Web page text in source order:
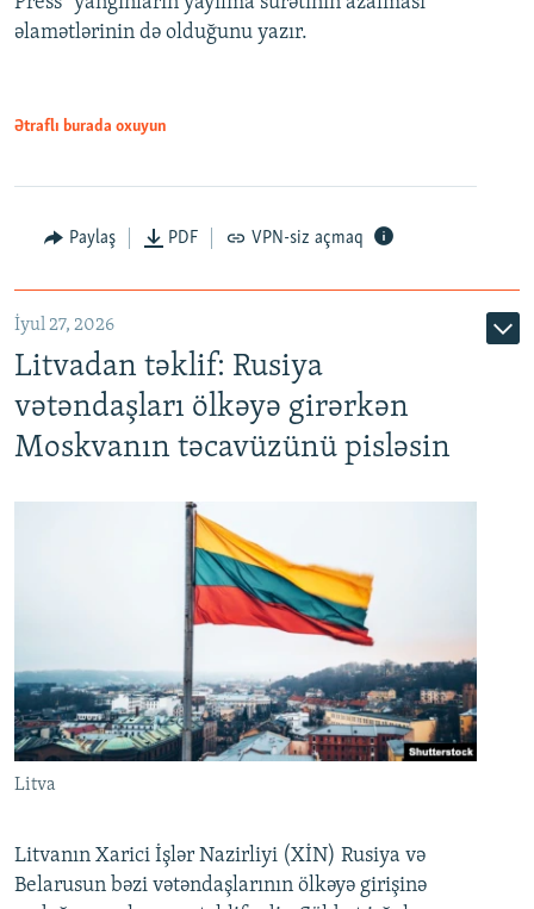
əlamətlərinin də olduğunu yazır.
Ətraflı burada oxuyun
Paylaş PDF VPN-siz açmaq
İyul 27, 2026
Litvadan təklif: Rusiya
vətəndaşları ölkəyə girərkən
Moskvanın təcavüzünü pisləsin
Litva
Litvanın Xarici İşlər Nazirliyi (XİN) Rusiya və
Belarusun bəzi vətəndaşlarının ölkəyə girişinə